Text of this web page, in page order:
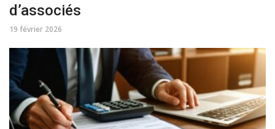
d’associés
19 février 2026